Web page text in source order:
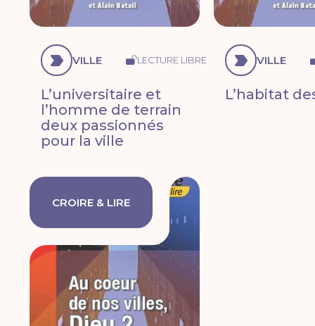
VILLE LECTURE LIBRE
L’universitaire et
l’homme de terrain
deux passionnés
pour la ville
VILLE
L’habitat
CROIRE & LIRE